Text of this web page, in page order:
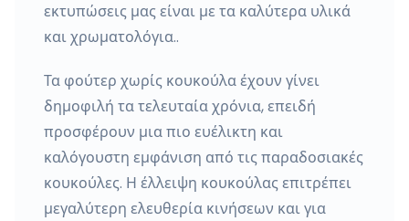
εκτυπώσεις μας είναι με τα καλύτερα υλικά
και χρωματολόγια..
Τα φούτερ χωρίς κουκούλα έχουν γίνει
δημοφιλή τα τελευταία χρόνια, επειδή
προσφέρουν μια πιο ευέλικτη και
καλόγουστη εμφάνιση από τις παραδοσιακές
κουκούλες. Η έλλειψη κουκούλας επιτρέπει
μεγαλύτερη ελευθερία κινήσεων και για